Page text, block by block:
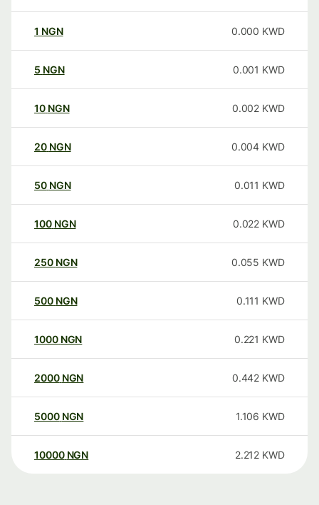
1 NGN 0.000 KWD
5 NGN 0.001 KWD
10 NGN 0.002 KWD
20 NGN 0.004 KWD
50 NGN 0.011 KWD
100 NGN 0.022 KWD
250 NGN 0.055 KWD
500 NGN 0.111 KWD
1000 NGN 0.221 KWD
2000 NGN 0.442 KWD
5000 NGN 1.106 KWD
10000 NGN 2.212 KWD